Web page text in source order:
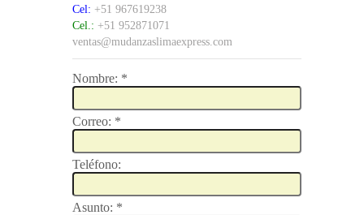
Cel: +51 967619238
Cel.: +51 952871071
ventas@mudanzaslimaexpress.com
Nombre: *
Correo: *
Teléfono:
Asunto: *